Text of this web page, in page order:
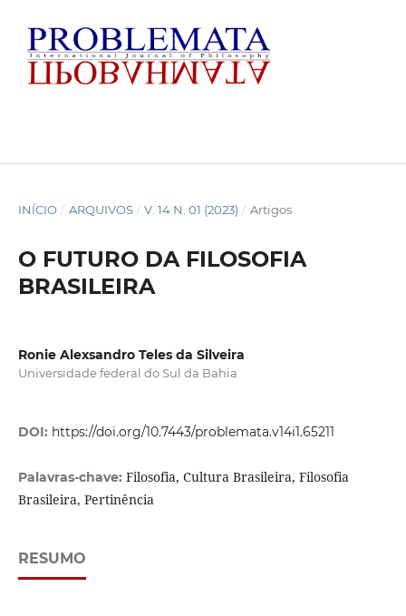
INÍCIO / ARQUIVOS / V. 14 N. 01 (2023) / Artigos
O FUTURO DA FILOSOFIA
BRASILEIRA
Ronie Alexsandro Teles da Silveira
Universidade federal do Sul da Bahia
DOI: https://doi.org/10.7443/problemata.v14i1.65211
Palavras-chave: Filosofia, Cultura Brasileira, Filosofia
Brasileira, Pertinência
RESUMO